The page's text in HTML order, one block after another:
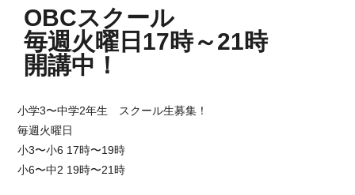
OBCスクール
毎週火曜日17時～21時
開講中！
小学3〜中学2年生 スクール生募集！
毎週火曜日
小3〜小6 17時〜19時
小6〜中2 19時〜21時